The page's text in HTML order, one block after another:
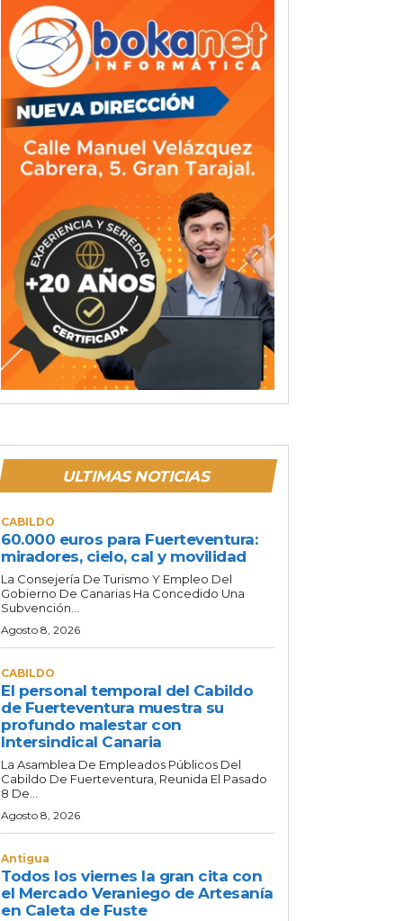
ULTIMAS NOTICIAS
CABILDO
60.000 euros para Fuerteventura:
miradores, cielo, cal y movilidad
La Consejería De Turismo Y Empleo Del
Gobierno De Canarias Ha Concedido Una
Subvención...
Agosto 8, 2026
CABILDO
El personal temporal del Cabildo
de Fuerteventura muestra su
profundo malestar con
Intersindical Canaria
La Asamblea De Empleados Públicos Del
Cabildo De Fuerteventura, Reunida El Pasado
8 De...
Agosto 8, 2026
Antigua
Todos los viernes la gran cita con
el Mercado Veraniego de Artesanía
en Caleta de Fuste